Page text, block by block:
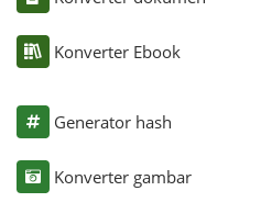
Konverter Ebook
Generator hash
Konverter gambar